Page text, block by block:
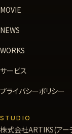
MOVIE
NEWS
WORKS
サービス
プライバシーポリシー
STUDIO
株式会社ARTIKS(アー